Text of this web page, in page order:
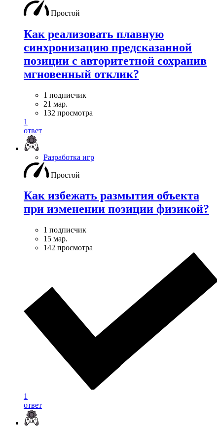
Простой
Как реализовать плавную
синхронизацию предсказанной
позиции с авторитетной сохранив
мгновенный отклик?
1 подписчик
21 мар.
132 просмотра
1
ответ
Разработка игр
Простой
Как избежать размытия объекта
при изменении позиции физикой?
1 подписчик
15 мар.
142 просмотра
1
ответ